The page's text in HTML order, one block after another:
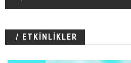
/ ETKİNLİKLER